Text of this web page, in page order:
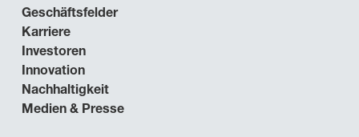
Geschäftsfelder
Karriere
Investoren
Innovation
Nachhaltigkeit
Medien & Presse